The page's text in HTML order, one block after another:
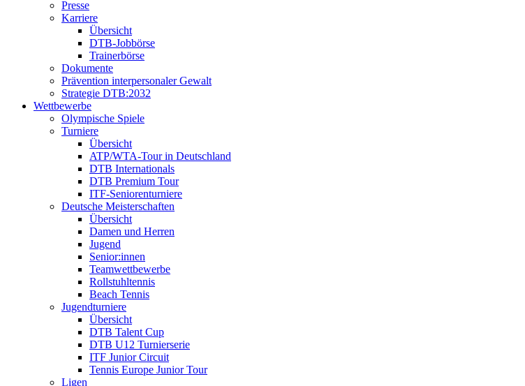
Presse
Karriere
Übersicht
DTB-Jobbörse
Trainerbörse
Dokumente
Prävention interpersonaler Gewalt
Strategie DTB:2032
Wettbewerbe
Olympische Spiele
Turniere
Übersicht
ATP/WTA-Tour in Deutschland
DTB Internationals
DTB Premium Tour
ITF-Seniorenturniere
Deutsche Meisterschaften
Übersicht
Damen und Herren
Jugend
Senior:innen
Teamwettbewerbe
Rollstuhltennis
Beach Tennis
Jugendturniere
Übersicht
DTB Talent Cup
DTB U12 Turnierserie
ITF Junior Circuit
Tennis Europe Junior Tour
Ligen